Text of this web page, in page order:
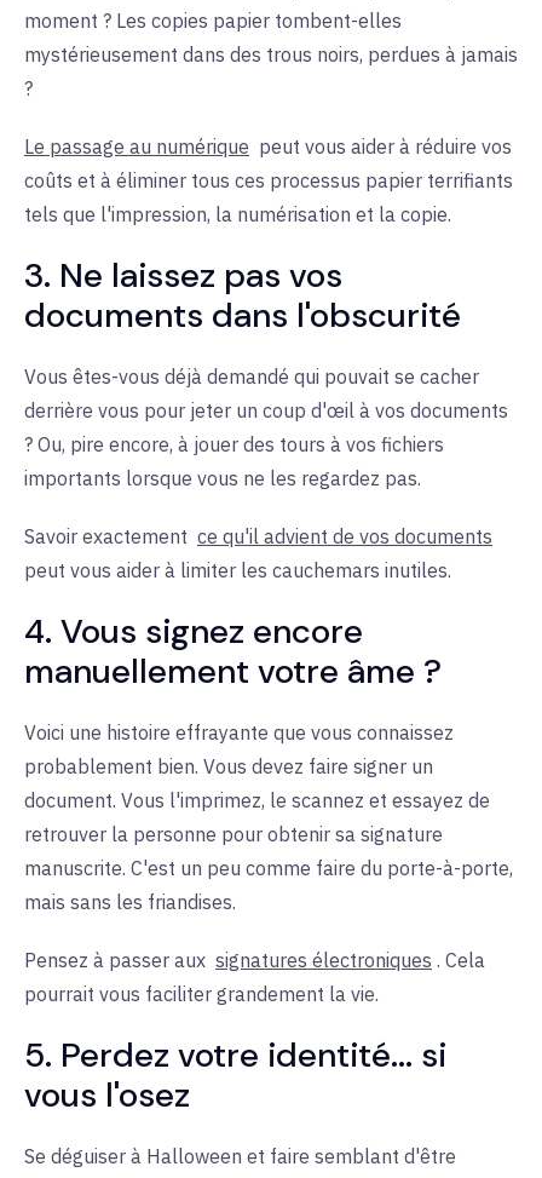
moment ? Les copies papier tombent-elles
mystérieusement dans des trous noirs, perdues à jamais
?
Le passage au numérique peut vous aider à réduire vos
coûts et à éliminer tous ces processus papier terrifiants
tels que l'impression, la numérisation et la copie.
3. Ne laissez pas vos
documents dans l'obscurité
Vous êtes-vous déjà demandé qui pouvait se cacher
derrière vous pour jeter un coup d'œil à vos documents
? Ou, pire encore, à jouer des tours à vos fichiers
importants lorsque vous ne les regardez pas.
Savoir exactement ce qu'il advient de vos documents
peut vous aider à limiter les cauchemars inutiles.
4. Vous signez encore
manuellement votre âme ?
Voici une histoire effrayante que vous connaissez
probablement bien. Vous devez faire signer un
document. Vous l'imprimez, le scannez et essayez de
retrouver la personne pour obtenir sa signature
manuscrite. C'est un peu comme faire du porte-à-porte,
mais sans les friandises.
Pensez à passer aux signatures électroniques . Cela
pourrait vous faciliter grandement la vie.
5. Perdez votre identité... si
vous l'osez
Se déguiser à Halloween et faire semblant d'être